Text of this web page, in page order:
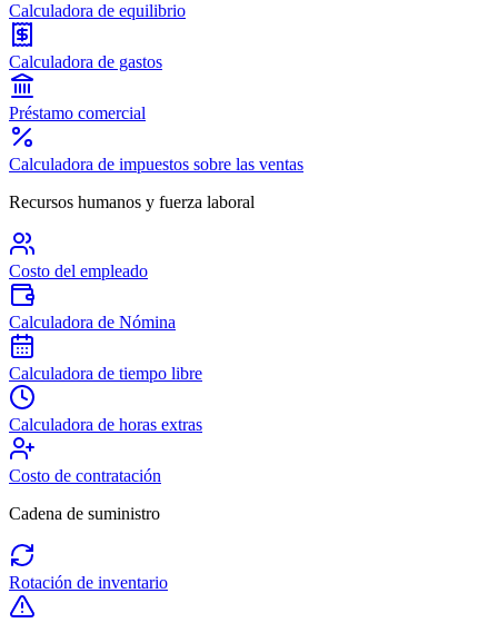
Calculadora de equilibrio
Calculadora de gastos
Préstamo comercial
Calculadora de impuestos sobre las ventas
Recursos humanos y fuerza laboral
Costo del empleado
Calculadora de Nómina
Calculadora de tiempo libre
Calculadora de horas extras
Costo de contratación
Cadena de suministro
Rotación de inventario